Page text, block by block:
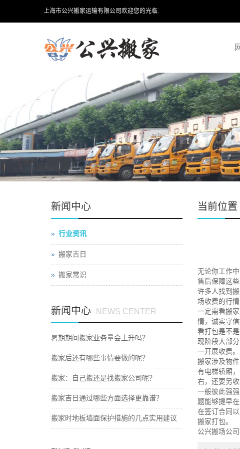
上海市公兴搬家运输有限公司欢迎您的光临.
当前位置
无论你工作
售后保障这
许多人找到
场收费的行
一定需看搬
情，诚实守信
看打包是不
现阶段大部
一开展收费。
搬家涉及物
有电梯轿厢
右，还要另
一般彼此强
题能够提早
在签订合同
搬家打包。
公兴搬场公司
新闻中心
行业资讯
搬家吉日
搬家常识
新闻中心 NEWS CENTER
暑期期间搬家业务量会上升吗？
搬家后还有哪些事情要做的呢？
搬家：自己搬还是找搬家公司呢？
搬家吉日通过哪些方面选择更靠谱？
搬家时地板墙面保护措施的几点实用建议